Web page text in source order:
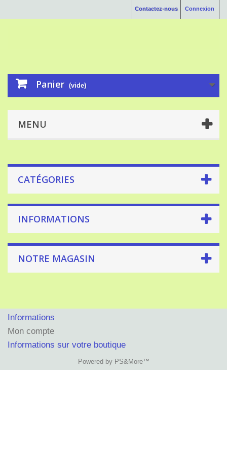
Connexion
Contactez-nous
Panier (vide)
MENU
CATÉGORIES
INFORMATIONS
NOTRE MAGASIN
Informations
Mon compte
Informations sur votre boutique
Powered by PS&More™